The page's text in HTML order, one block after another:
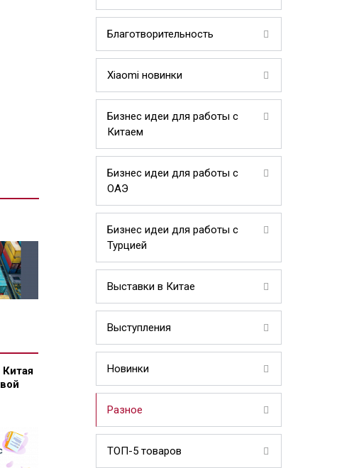
Благотворительность
Xiaomi новинки
Бизнес идеи для работы с
Китаем
Бизнес идеи для работы с
ОАЭ
Бизнес идеи для работы с
Турцией
Выставки в Китае
Выступления
Новинки
Разное
ТОП-5 товаров